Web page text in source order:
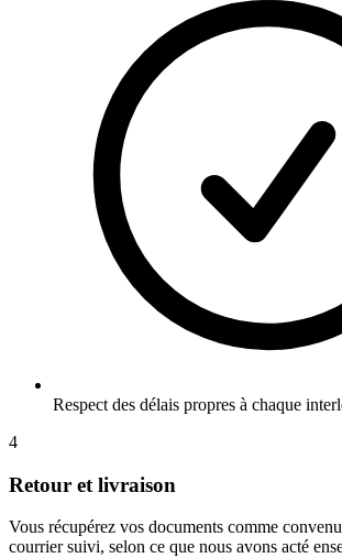
Respect des délais propres à chaque
4
Retour et livraison
Vous récupérez vos documents comme
courrier suivi, selon ce que nous avons acté